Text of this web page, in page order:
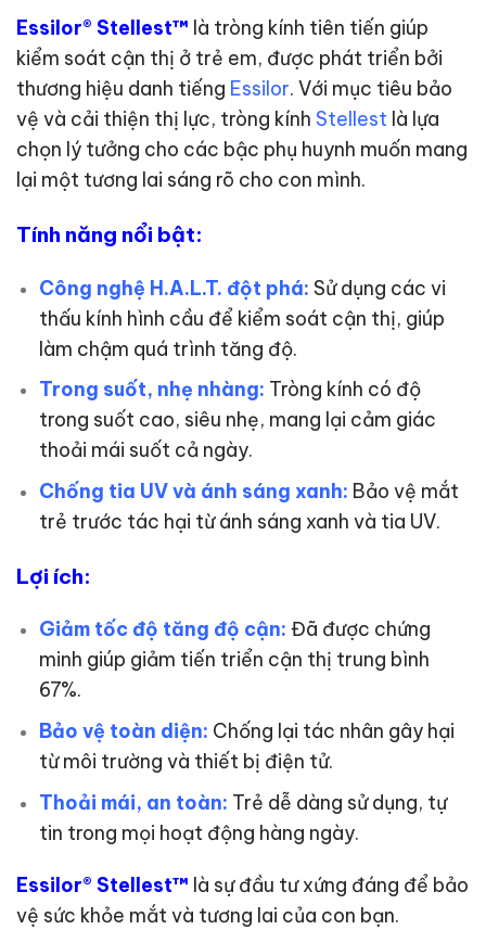
Essilor® Stellest™ là tròng kính tiên tiến giúp
kiểm soát cận thị ở trẻ em, được phát triển bởi
thương hiệu danh tiếng Essilor. Với mục tiêu bảo
vệ và cải thiện thị lực, tròng kính Stellest là lựa
chọn lý tưởng cho các bậc phụ huynh muốn mang
lại một tương lai sáng rõ cho con mình.
Tính năng nổi bật:
Công nghệ H.A.L.T. đột phá: Sử dụng các vi
thấu kính hình cầu để kiểm soát cận thị, giúp
làm chậm quá trình tăng độ.
Trong suốt, nhẹ nhàng: Tròng kính có độ
trong suốt cao, siêu nhẹ, mang lại cảm giác
thoải mái suốt cả ngày.
Chống tia UV và ánh sáng xanh: Bảo vệ mắt
trẻ trước tác hại từ ánh sáng xanh và tia UV.
Lợi ích:
Giảm tốc độ tăng độ cận: Đã được chứng
minh giúp giảm tiến triển cận thị trung bình
67%.
Bảo vệ toàn diện: Chống lại tác nhân gây hại
từ môi trường và thiết bị điện tử.
Thoải mái, an toàn: Trẻ dễ dàng sử dụng, tự
tin trong mọi hoạt động hàng ngày.
Essilor® Stellest™ là sự đầu tư xứng đáng để bảo
vệ sức khỏe mắt và tương lai của con bạn.